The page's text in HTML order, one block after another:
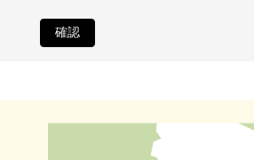
確認